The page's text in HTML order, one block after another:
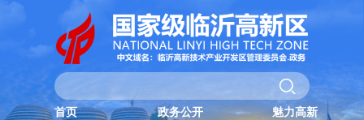
首页 政务公开
魅力高新